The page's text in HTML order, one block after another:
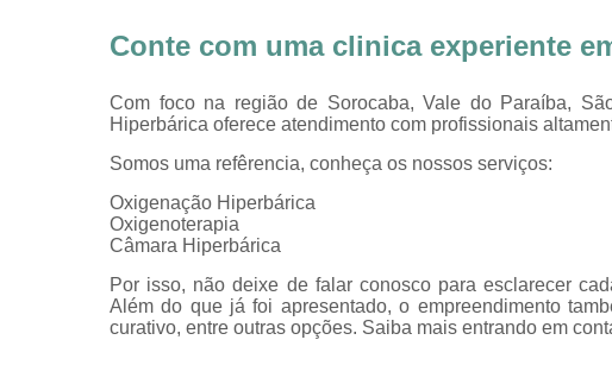
Conte com uma clinica experiente
Com foco na região de Sorocaba, Vale do Paraíba,
Hiperbárica oferece atendimento com profissionais
Somos uma refêrencia, conheça os nossos serviços:
Oxigenação Hiperbárica
Oxigenoterapia
Câmara Hiperbárica
Por isso, não deixe de falar conosco para esclarecer
Além do que já foi apresentado, o empreendimento
curativo, entre outras opções. Saiba mais entrando em